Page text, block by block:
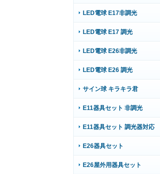
LED電球 E17非調光
LED電球 E17 調光
LED電球 E26非調光
LED電球 E26 調光
サイン球 キラキラ君
E11器具セット 非調光
E11器具セット 調光器対応
E26器具セット
E26屋外用器具セット